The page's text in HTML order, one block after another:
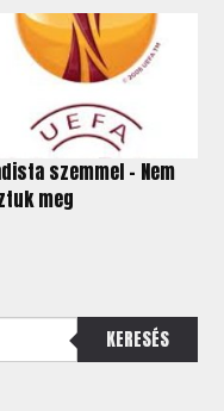
szemmel – Nem
meg
KERESÉS